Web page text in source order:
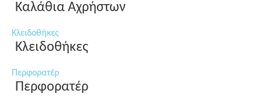
Καλάθια Αχρήστων
Κλειδοθήκες
Κλειδοθήκες
Περφορατέρ
Περφορατέρ